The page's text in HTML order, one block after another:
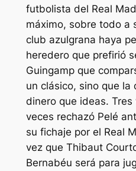
futbolista del Real
máximo, sobre todo a
club azulgrana haya
heredero que prefirió
Guingamp que
un clásico, sino que la
dinero que ideas. Tres
veces rechazó Pelé
su fichaje por el Real
vez que Thibaut
Bernabéu será para